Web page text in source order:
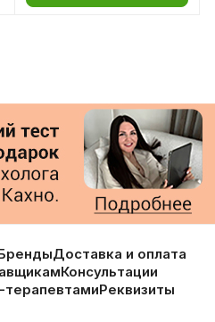
Доставка и оплата
Консультации
терапевтамиРеквизиты